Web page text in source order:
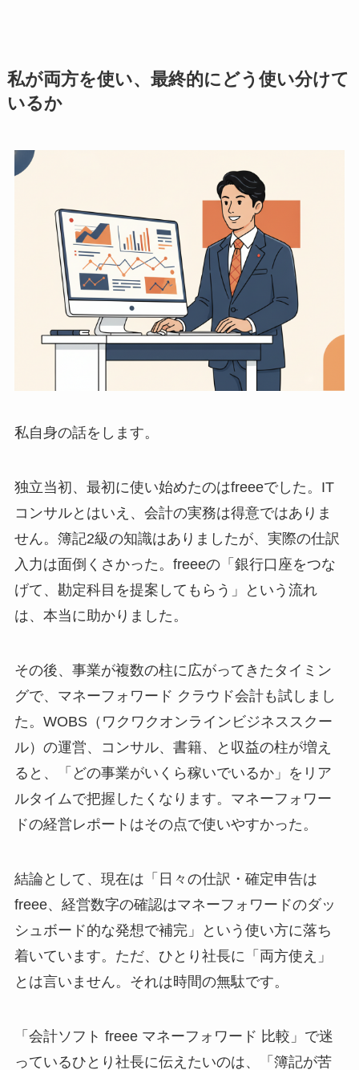
私が両方を使い、最終的にどう使い分けて
いるか
私自身の話をします。
独立当初、最初に使い始めたのはfreeeでした。IT
コンサルとはいえ、会計の実務は得意ではありま
せん。簿記2級の知識はありましたが、実際の仕訳
入力は面倒くさかった。freeeの「銀行口座をつな
げて、勘定科目を提案してもらう」という流れ
は、本当に助かりました。
その後、事業が複数の柱に広がってきたタイミン
グで、マネーフォワード クラウド会計も試しまし
た。WOBS（ワクワクオンラインビジネススクー
ル）の運営、コンサル、書籍、と収益の柱が増え
ると、「どの事業がいくら稼いでいるか」をリア
ルタイムで把握したくなります。マネーフォワー
ドの経営レポートはその点で使いやすかった。
結論として、現在は「日々の仕訳・確定申告は
freee、経営数字の確認はマネーフォワードのダッ
シュボード的な発想で補完」という使い方に落ち
着いています。ただ、ひとり社長に「両方使え」
とは言いません。それは時間の無駄です。
「会計ソフト freee マネーフォワード 比較」で迷
っているひとり社長に伝えたいのは、「簿記が苦